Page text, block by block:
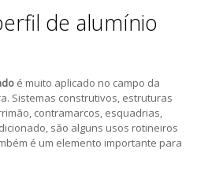
de alumínio
é muito aplicado no campo da
Sistemas construtivos, estruturas
contramarcos, esquadrias,
são alguns usos rotineiros
é um elemento importante para